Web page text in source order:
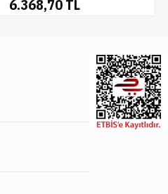
6.368,70 TL